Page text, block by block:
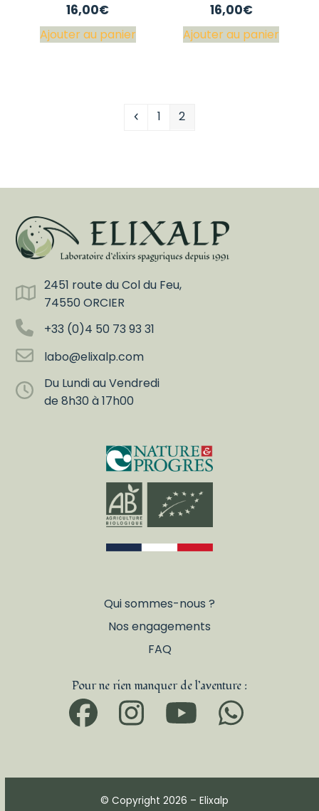
16,00€
Ajouter au panier
16,00€
Ajouter au panier
Précédent
Page
1 Page
2
2451 route du Col du Feu,
74550 ORCIER
+33 (0)4 50 73 93 31
labo@elixalp.com
Du Lundi au Vendredi
de 8h30 à 17h00
Qui sommes-nous ?
Nos engagements
FAQ
Pour ne rien manquer de l’aventure :
Facebook
Instagram
© Copyright 2026 – Elixalp